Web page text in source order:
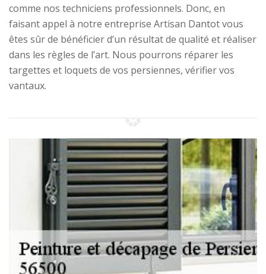
comme nos techniciens professionnels. Donc, en
faisant appel à notre entreprise Artisan Dantot vous
êtes sûr de bénéficier d’un résultat de qualité et réaliser
dans les règles de l’art. Nous pourrons réparer les
targettes et loquets de vos persiennes, vérifier vos
vantaux.